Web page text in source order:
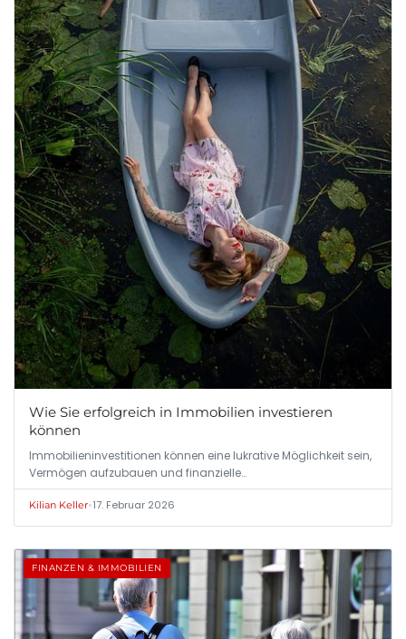
Wie Sie erfolgreich in Immobilien investieren
können
Immobilieninvestitionen können eine lukrative Möglichkeit sein,
Vermögen aufzubauen und finanzielle…
Kilian Keller•17. Februar 2026
FINANZEN & IMMOBILIEN